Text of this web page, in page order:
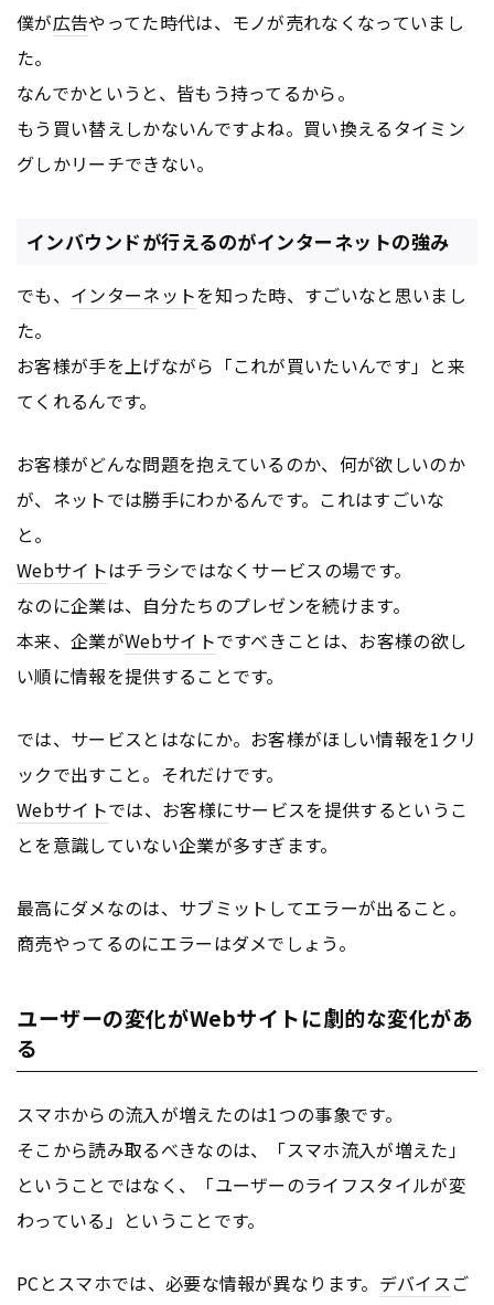
僕が広告やってた時代は、モノが売れなくなっていまし
た。
なんでかというと、皆もう持ってるから。
もう買い替えしかないんですよね。買い換えるタイミン
グしかリーチできない。
インバウンドが行えるのがインターネットの強み
でも、 インターネットを知った時、すごいなと思いまし
た。
お客様が手を上げながら「これが買いたいんです」と来
てくれるんです。
お客様がどんな問題を抱えているのか、何が欲しいのか
が、ネットでは勝手にわかるんです。これはすごいな
と。
Webサイトはチラシではなくサービスの場です。
なのに企業は、自分たちのプレゼンを続けます。
本来、企業がWebサイトですべきことは、お客様の欲し
い順に情報を提供することです。
では、サービスとはなにか。お客様がほしい情報を1クリ
ックで出すこと。それだけです。
Webサイトでは、お客様にサービスを提供するというこ
とを意識していない企業が多すぎます。
最高にダメなのは、サブミットしてエラーが出ること。
商売やってるのにエラーはダメでしょう。
ユーザーの変化がWebサイトに劇的な変化があ
る
スマホからの流入が増えたのは1つの事象です。
そこから読み取るべきなのは、「スマホ流入が増えた」
ということではなく、「ユーザーのライフスタイルが変
わっている」ということです。
PCとスマホでは、必要な情報が異なります。 デバイスご